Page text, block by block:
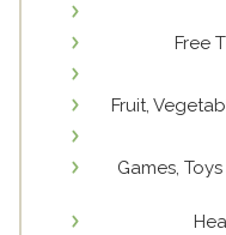
משחקים, צעצועים ומגרש משחקים - Games, Toys